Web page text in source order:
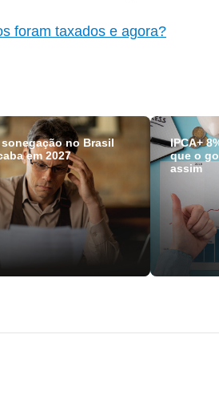
foram taxados e agora?
no Brasil
em 2027
IPCA+
que o
assim